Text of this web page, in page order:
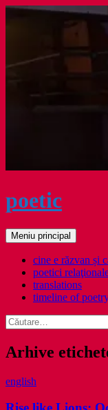
Sari
poetic
Caută
Meniu principal
cine e răzvan și
poetici
translations
timeline of
Caută
după:
Arhive
english